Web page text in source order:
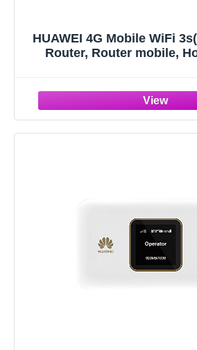
HUAWEI 4G Mobile WiFi
Router, Router mobile,
Caricamento, 30 Mesi